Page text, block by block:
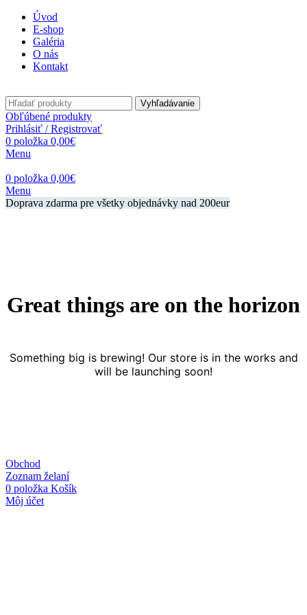
Úvod
E-shop
Galéria
O nás
Kontakt
Vyhľadávanie
Obľúbené produkty
Prihlásiť / Registrovať
0 položka 0,00€
Menu
0 položka 0,00€
Menu
Doprava zdarma pre všetky objednávky nad 200eur
Great things are on the horizon
Something big is brewing! Our store is in the works and
will be launching soon!
Obchod
Zoznam želaní
0 položka Košík
Môj účet